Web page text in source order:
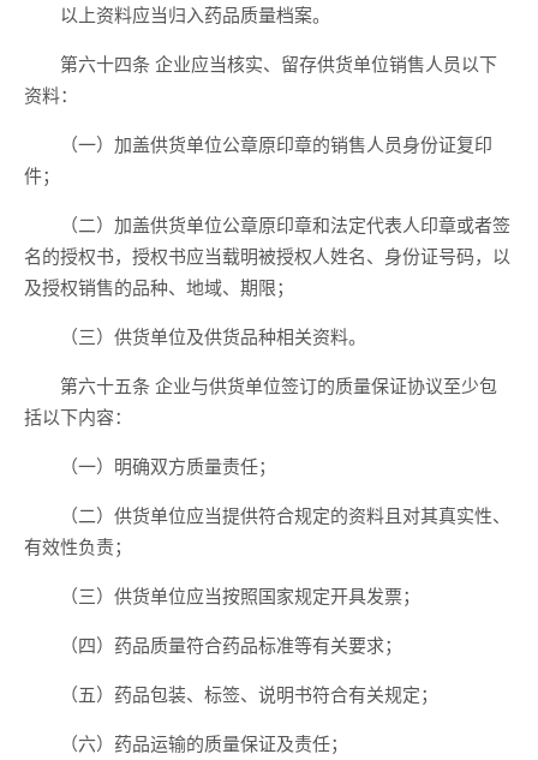
以上资料应当归入药品质量档案。
第六十四条 企业应当核实、留存供货单位销售人员以下
资料：
（一）加盖供货单位公章原印章的销售人员身份证复印
件；
（二）加盖供货单位公章原印章和法定代表人印章或者签
名的授权书，授权书应当载明被授权人姓名、身份证号码，以
及授权销售的品种、地域、期限；
（三）供货单位及供货品种相关资料。
第六十五条 企业与供货单位签订的质量保证协议至少包
括以下内容：
（一）明确双方质量责任；
（二）供货单位应当提供符合规定的资料且对其真实性、
有效性负责；
（三）供货单位应当按照国家规定开具发票；
（四）药品质量符合药品标准等有关要求；
（五）药品包装、标签、说明书符合有关规定；
（六）药品运输的质量保证及责任；